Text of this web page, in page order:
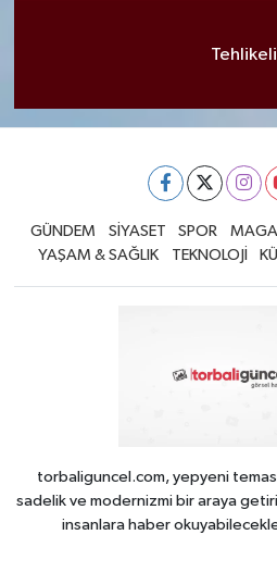
Tehlikeli
GÜNDEM SİYASET SPOR
YAŞAM & SAĞLIK
TEKNOLOJİ
torbaliguncel.com, yepyeni
sadelik ve modernizmi bir araya
insanlara haber